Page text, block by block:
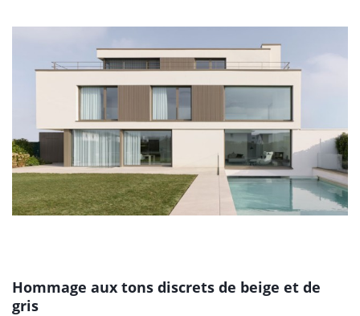
Hommage aux tons discrets de beige et de
gris